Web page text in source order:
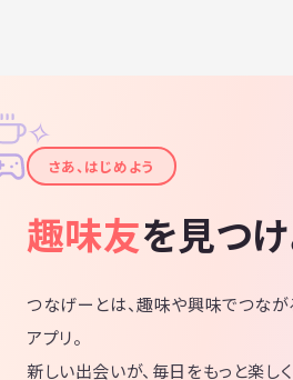
✦
✧
さあ、はじめよう
趣味友を見つ
つなげーとは、趣味や興味でつなが
アプリ。
新しい出会いが、毎日をもっと楽しく